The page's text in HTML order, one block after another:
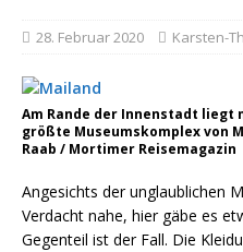
28. Februar 2020 Karsten-
Am Rande der Innenstadt liegt
größte Museumskomplex von
Raab / Mortimer Reisemagazin
Angesichts der unglaublichen
Verdacht nahe, hier gäbe es
Gegenteil ist der Fall. Die